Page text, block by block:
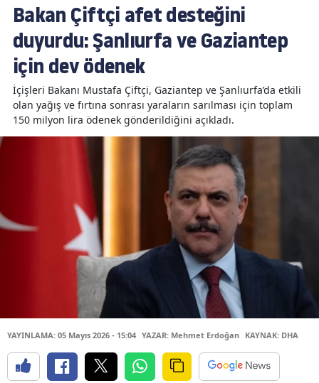
Bakan Çiftçi afet desteğini
duyurdu: Şanlıurfa ve Gaziantep
için dev ödenek
İçişleri Bakanı Mustafa Çiftçi, Gaziantep ve Şanlıurfa’da etkili
olan yağış ve fırtına sonrası yaraların sarılması için toplam
150 milyon lira ödenek gönderildiğini açıkladı.
YAYINLAMA: 05 Mayıs 2026 - 15:04 YAZAR: Mehmet Erdoğan KAYNAK: DHA